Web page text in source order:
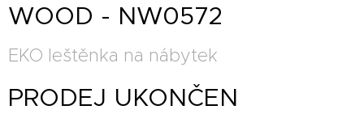
WOOD - NW0572
EKO leštěnka na nábytek
PRODEJ UKONČEN